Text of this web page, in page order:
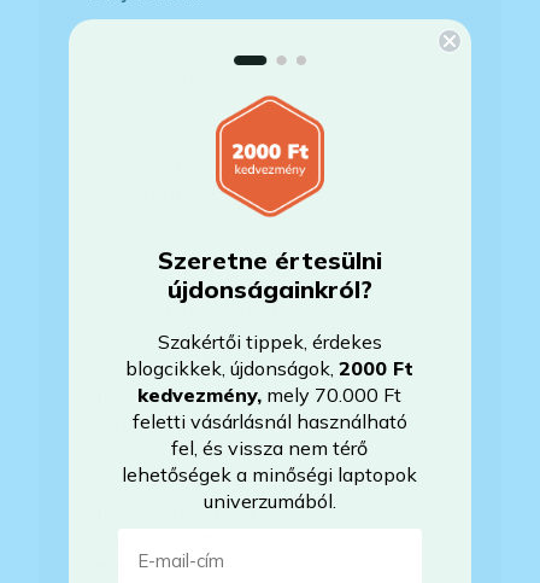
Milyen akkumulátorállapotra
Mikor lesz készleten a laptop, ha
jelenleg nem elérhető?
Mikor vehetem át a rendelésem, ha
esetleg bővítést is kértem?
Mikor kapom meg a házhoz
termékemet?
Szeretne értesülni
újdonságainkról?
Szakértői tippek, érdekes
blogcikkek, újdonságok,2000 Ft
kedvezmény, mely 70.000 Ft
feletti vásárlásnál használható
fel, és vissza nem térő
lehetőségek a minőségi laptopok
univerzumából.